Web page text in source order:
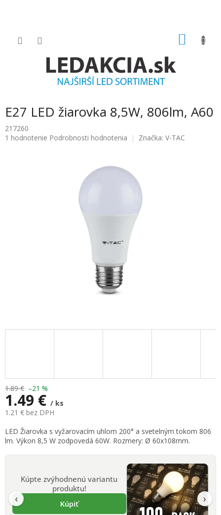
E27 LED žiarovka 8,5W, 806lm, A60
217260
Priemerné
1 hodnotenie Podrobnosti hodnotenia Značka: V-TAC
1.89 € –21 %
1.49 € / ks
1.21 € bez DPH
Jednotková
cena:
LED Žiarovka s vyžarovacím uhlom 200° a svetelným tokom 806
lm. Výkon 8,5 W zodpovedá 60W. Rozmery: Ø 60x108mm.
Kúpte zvýhodnenú variantu
produktu!
Kúpiť
‹ ›